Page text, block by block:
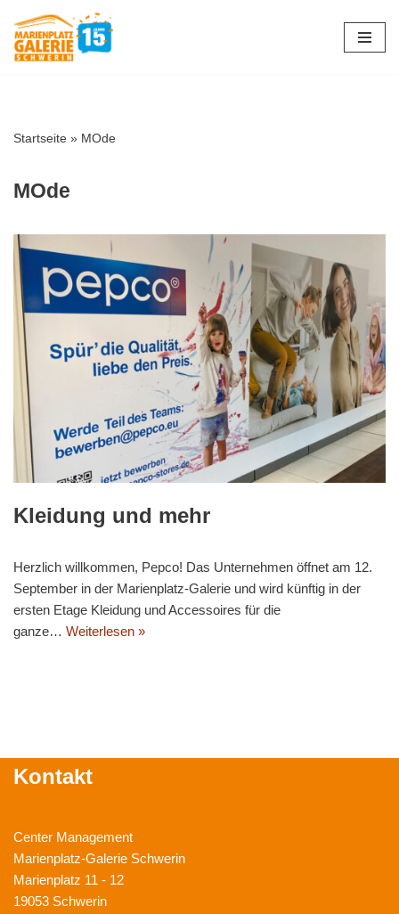
Zum
Startseite » MOde
MOde
Kleidung und mehr
Herzlich willkommen, Pepco! Das Unternehmen öffnet am 12.
September in der Marienplatz-Galerie und wird künftig in der
ersten Etage Kleidung und Accessoires für die
ganze… Weiterlesen »
Kontakt
Center Management
Marienplatz-Galerie Schwerin
Marienplatz 11 - 12
19053 Schwerin